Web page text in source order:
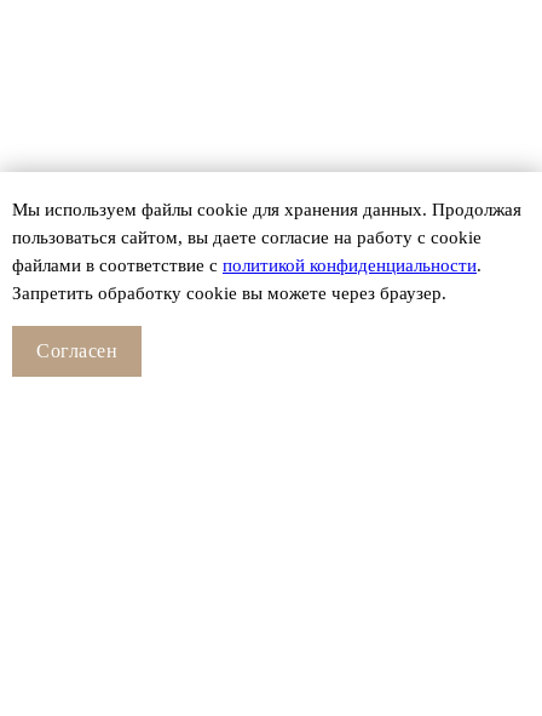
Мы используем файлы сookie для хранения данных. Продолжая
пользоваться сайтом, вы даете согласие на работу с cookie
файлами в соответствие с политикой конфиденциальности.
Запретить обработку cookie вы можете через браузер.
Согласен